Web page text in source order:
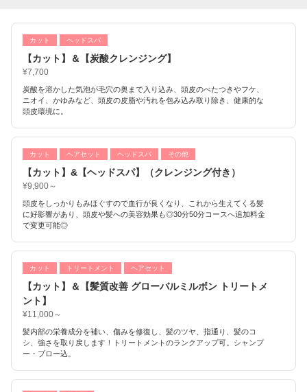
カット ヘッドスパ
【カット】＆【炭酸クレンジング】
¥7,700
炭酸を溶かした気泡が毛穴の奥まで入り込み、頭皮のべたつきやフケ、
ニオイ、かゆみなど、頭皮の皮脂や汚れを包み込み取り除き、健康的な
頭皮環境に。
カット ヘアセット ヘッドスパ その他
【カット】&【ヘッドスパ】（クレンジング付き）
¥9,900～
頭皮をしっかりもみほぐすので血行が良くなり、これから生えてくる髪
に好影響があり、頭皮や髪への美容効果も◎30分50分コースへ追加料金
で変更可能◎
カット トリートメント ヘアセット
【カット】＆【髪質改善 グローバルミルボン トリートメ
ント】
¥11,000～
髪内部の栄養成分を補い、傷みを修復し、髪のツヤ、指通り、髪のコ
シ、強さを取り戻します！トリートメントのランクアップ可。シャンプ
ー・ブロー込。